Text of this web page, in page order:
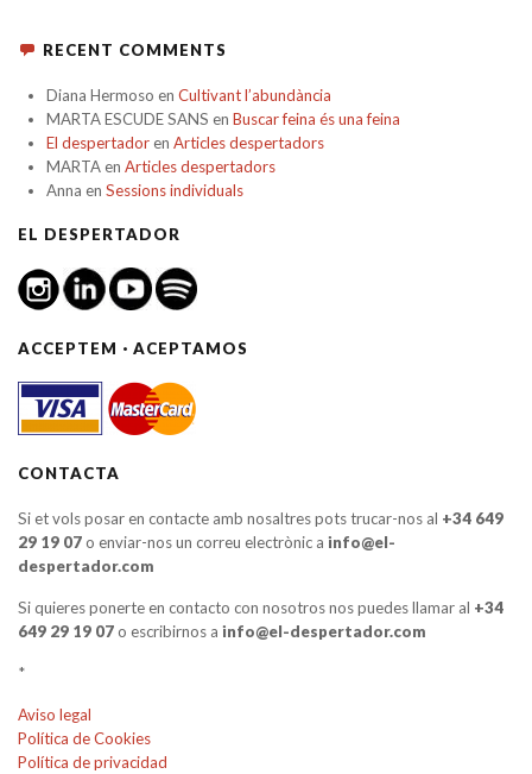
RECENT COMMENTS
Diana Hermoso en Cultivant l’abundància
MARTA ESCUDE SANS en Buscar feina és una feina
El despertadoren Articles despertadors
MARTAen Articles despertadors
Anna en Sessions individuals
EL DESPERTADOR
ACCEPTEM · ACEPTAMOS
CONTACTA
Si et vols posar en contacte amb nosaltres pots trucar-nos al +34 649
29 19 07o enviar-nos un correu electrònic a info@el-
despertador.com
Si quieres ponerte en contacto con nosotros nos puedes llamar al +34
649 29 19 07o escribirnos a info@el-despertador.com
*
Aviso legal
Política de Cookies
Política de privacidad